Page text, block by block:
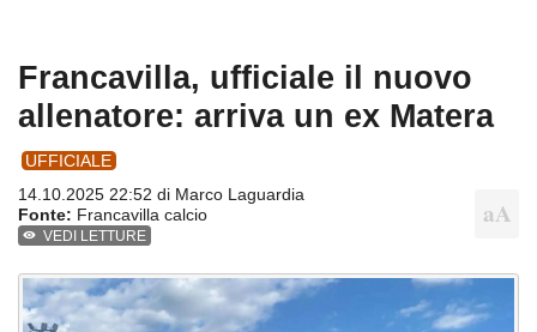
Francavilla, ufficiale il nuovo
allenatore: arriva un ex Matera
UFFICIALE
14.10.2025 22:52 di Marco Laguardia
Fonte: Francavilla calcio
VEDI LETTURE